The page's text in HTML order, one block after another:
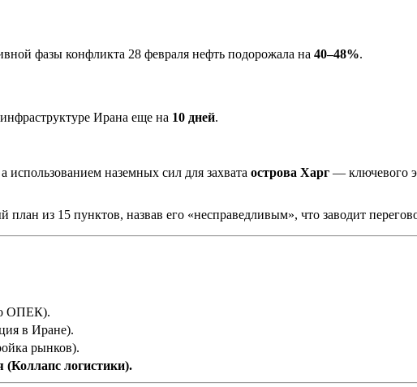
фазы конфликта 28 февраля нефть подорожала на 40–48%.
Ирана еще на 10 дней.
наземных сил для захвата острова Харг — ключевого
из 15 пунктов, назвав его «несправедливым», что заводит
ОПЕК).
в Иране).
рынков).
(Коллапс логистики).